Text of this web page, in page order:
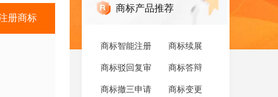
册商标
商标产品推荐
商标智能注册
商标续展
商标驳回复审
商标答辩
商标撤三申请
商标变更